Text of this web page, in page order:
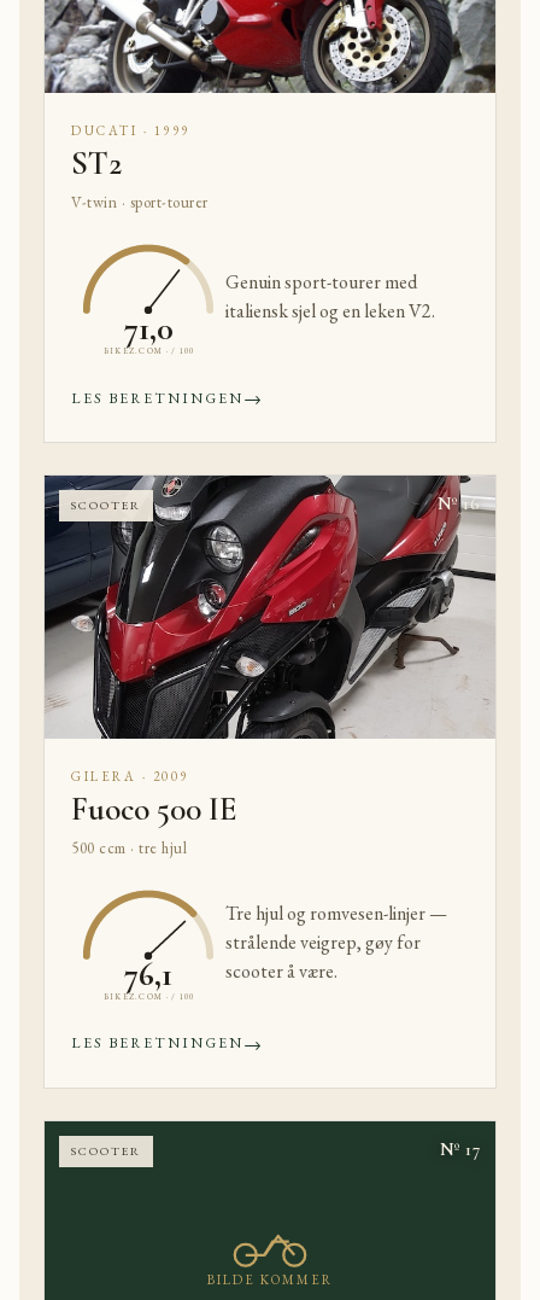
DUCATI · 1999
ST2
V-twin · sport-tourer
71,0
BIKEZ.COM · / 100
Genuin sport-tourer med
italiensk sjel og en leken V2.
LES BERETNINGEN→
SCOOTER Nº 16
GILERA · 2009
Fuoco 500 IE
500 ccm · tre hjul
76,1
BIKEZ.COM · / 100
Tre hjul og romvesen-linjer —
strålende veigrep, gøy for
scooter å være.
LES BERETNINGEN→
BILDE KOMMER
SCOOTER Nº 17